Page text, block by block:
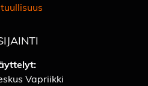
Vapriikki